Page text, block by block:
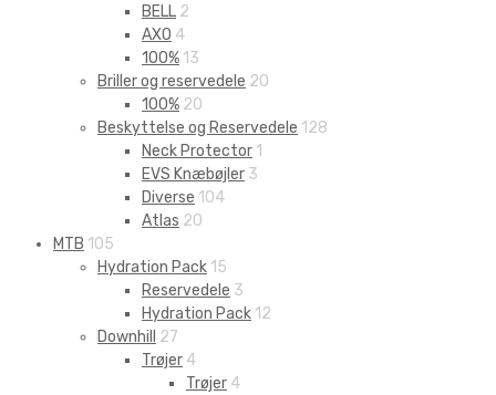
BELL 2
AXO 4
100% 13
Briller og reservedele 20
100% 20
Beskyttelse og Reservedele 128
Neck Protector 1
EVS Knæbøjler 3
Diverse 104
Atlas 20
MTB 105
Hydration Pack 15
Reservedele 3
Hydration Pack 12
Downhill
27
Trøjer 4
Trøjer 4